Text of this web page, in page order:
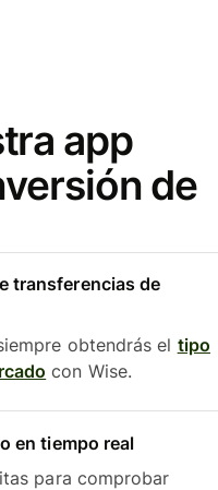
app
de
transferencias de
obtendrás el tipo
con Wise.
en tiempo real
para comprobar